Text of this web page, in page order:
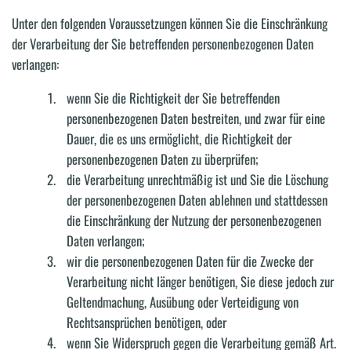
Unter den folgenden Voraussetzungen können Sie die Einschränkung
der Verarbeitung der Sie betreffenden personenbezogenen Daten
verlangen:
wenn Sie die Richtigkeit der Sie betreffenden
personenbezogenen Daten bestreiten, und zwar für eine
Dauer, die es uns ermöglicht, die Richtigkeit der
personenbezogenen Daten zu überprüfen;
die Verarbeitung unrechtmäßig ist und Sie die Löschung
der personenbezogenen Daten ablehnen und stattdessen
die Einschränkung der Nutzung der personenbezogenen
Daten verlangen;
wir die personenbezogenen Daten für die Zwecke der
Verarbeitung nicht länger benötigen, Sie diese jedoch zur
Geltendmachung, Ausübung oder Verteidigung von
Rechtsansprüchen benötigen, oder
wenn Sie Widerspruch gegen die Verarbeitung gemäß Art.